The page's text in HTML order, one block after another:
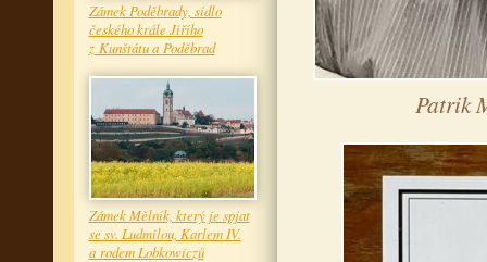
Zámek Poděbrady, sídlo
českého krále Jiřího
z Kunštátu a Poděbrad
Zámek Mělník, který je spjat
se sv. Ludmilou, Karlem IV.
a rodem Lobkowiczů
Patrik